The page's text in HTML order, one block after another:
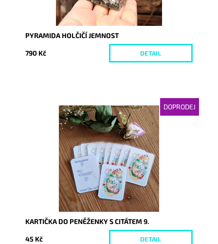
PYRAMIDA HOLČIČÍ JEMNOST
790 Kč DETAIL
DOPRODEJ
Dostupnost:
Momentálně nedostupné
6338
KARTIČKA DO PENĚŽENKY S CITÁTEM 9.
45 Kč DETAIL